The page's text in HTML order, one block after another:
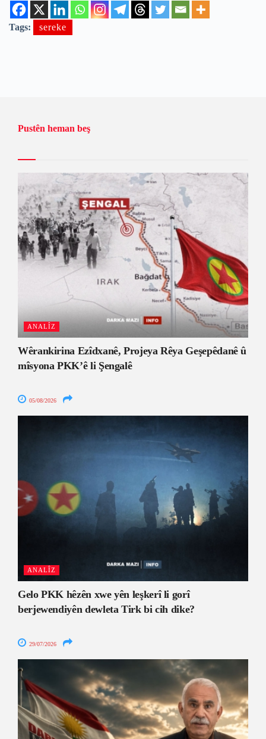
Tags: sereke
Pustên heman beş
ANALÎZ
Wêrankirina Ezîdxanê, Projeya Rêya Geşepêdanê û
mîsyona PKK’ê li Şengalê
05/08/2026
ANALÎZ
Gelo PKK hêzên xwe yên leşkerî li gorî
berjewendiyên dewleta Tirk bi cih dike?
29/07/2026